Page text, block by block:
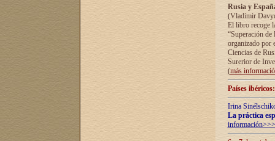
Rusia y
(Vladímir
El libro recoge
“Superación
organizado por
Ciencias de
Surerior de
(más
Países
Irina
La práctica
información>>>